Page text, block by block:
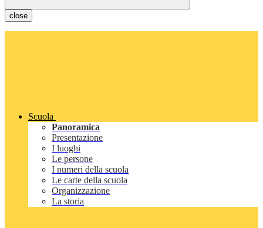
close
Scuola
Panoramica
Presentazione
I luoghi
Le persone
I numeri della scuola
Le carte della scuola
Organizzazione
La storia